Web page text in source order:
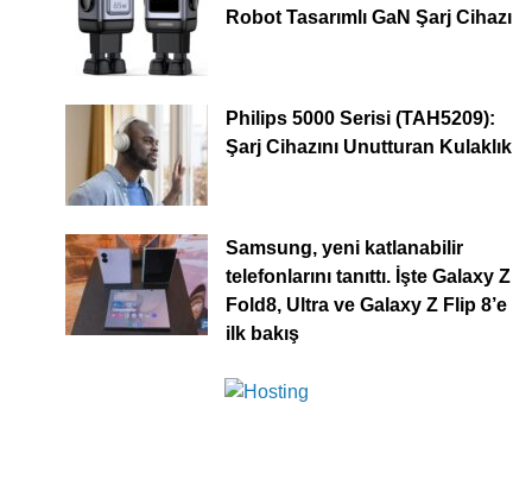
Robot Tasarımlı GaN Şarj Cihazı
Philips 5000 Serisi (TAH5209):
Şarj Cihazını Unutturan Kulaklık
Samsung, yeni katlanabilir
telefonlarını tanıttı. İşte Galaxy Z
Fold8, Ultra ve Galaxy Z Flip 8’e
ilk bakış